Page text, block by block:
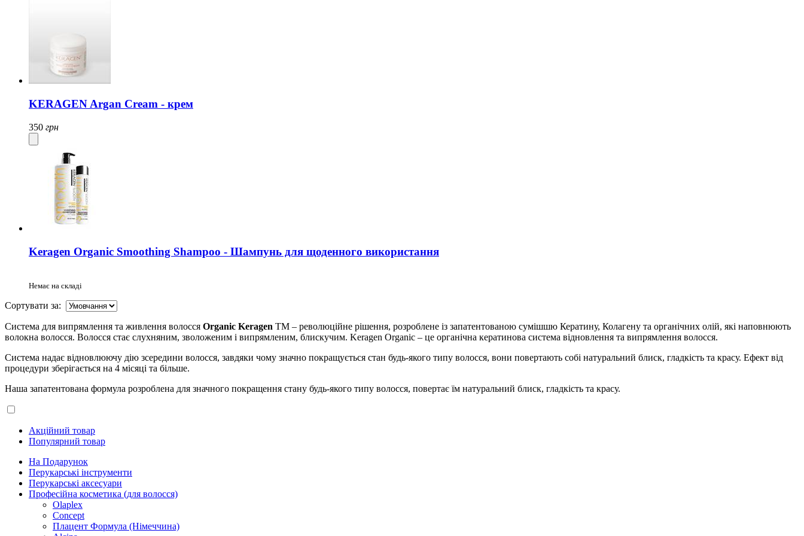
KERAGEN Argan Cream - крем
350 грн
Keragen Organic Smoothing Shampoo - Шампунь для щоденного використання
Немає на складі
Сортувати за:
Система для випрямлення та живлення волосся Organic Keragen TM – революційне рішення, розроблене із запатентованою сумішшю Кератину, Колагену та органічних олій, які наповнюють
волокна волосся. Волосся стає слухняним, зволоженим і випрямленим, блискучим. Keragen Organic – це органічна кератинова система відновлення та випрямлення волосся.
Система надає відновлюючу дію зсередини волосся, завдяки чому значно покращується стан будь-якого типу волосся, вони повертають собі натуральний блиск, гладкість та красу. Ефект від
процедури зберігається на 4 місяці та більше.
Наша запатентована формула розроблена для значного покращення стану будь-якого типу волосся, повертає їм натуральний блиск, гладкість та красу.
Акційний товар
Популярний товар
На Подарунок
Перукарські інструменти
Перукарські аксесуари
Професійна косметика (для волосся)
Olaplex
Concept
Плацент Формула (Німеччина)